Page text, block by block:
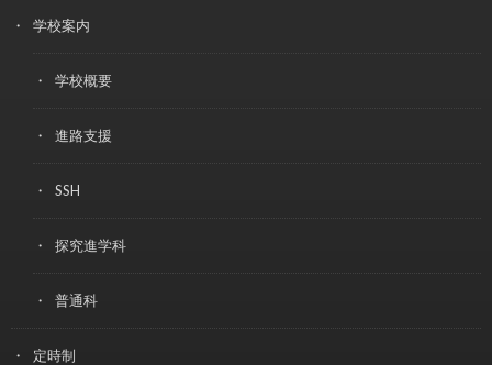
学校案内
学校概要
進路支援
SSH
探究進学科
普通科
定時制